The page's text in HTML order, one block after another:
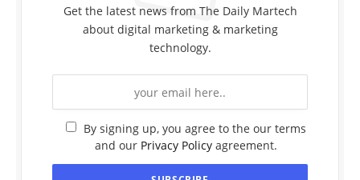
Get the latest news from The Daily Martech
about digital marketing & marketing
technology.
By signing up, you agree to the our terms
and our Privacy Policyagreement.